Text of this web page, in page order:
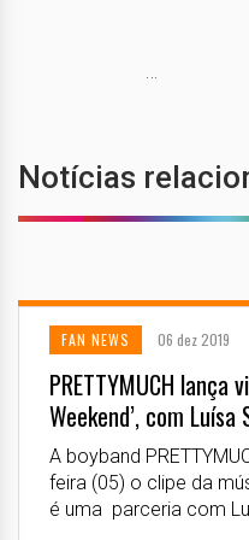
Notícias
FAN NEWS 06 dez 2019
PRETTYMUCH lança
Weekend’, com Luísa
A boyband
feira (05) o clipe da
é uma parceria com